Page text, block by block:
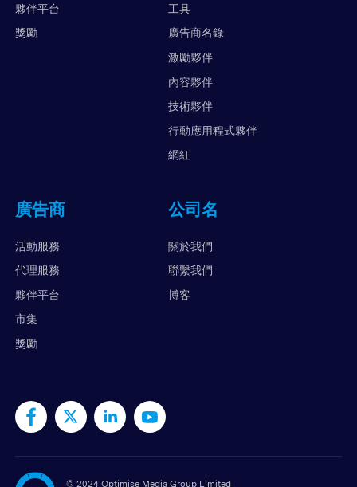
夥伴平台
獎勵
工具
廣告商名錄
激勵夥伴
內容夥伴
技術夥伴
行動應用程式夥伴
網紅
廣告商
活動服務
代理服務
夥伴平台
市集
獎勵
公司名
關於我們
聯繫我們
博客
© 2024 Optimise Media Group Limited